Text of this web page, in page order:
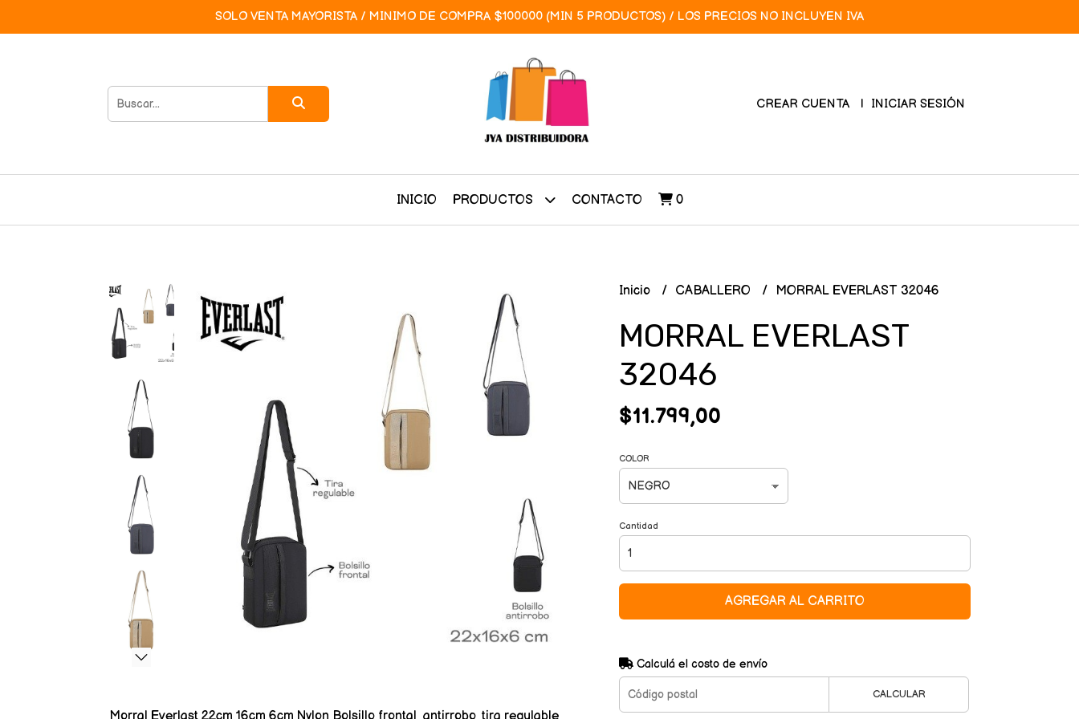
SOLO VENTA MAYORISTA / MINIMO DE COMPRA $100000 (MIN 5 PRODUCTOS) / LOS PRECIOS NO INCLUYEN IVA
CREAR CUENTA INICIAR SESIÓN
INICIO PRODUCTOS CONTACTO 0
Inicio CABALLERO MORRAL EVERLAST 32046
MORRAL EVERLAST
32046
$11.799,00
COLOR
Cantidad
AGREGAR AL CARRITO
Calculá el costo de envío
CALCULAR